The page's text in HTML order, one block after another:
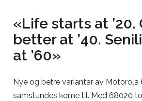
«Life starts at ’20.
better at ’40.
at ’60»
Nye og betre variantar av
samstundes kome til. Med 68020